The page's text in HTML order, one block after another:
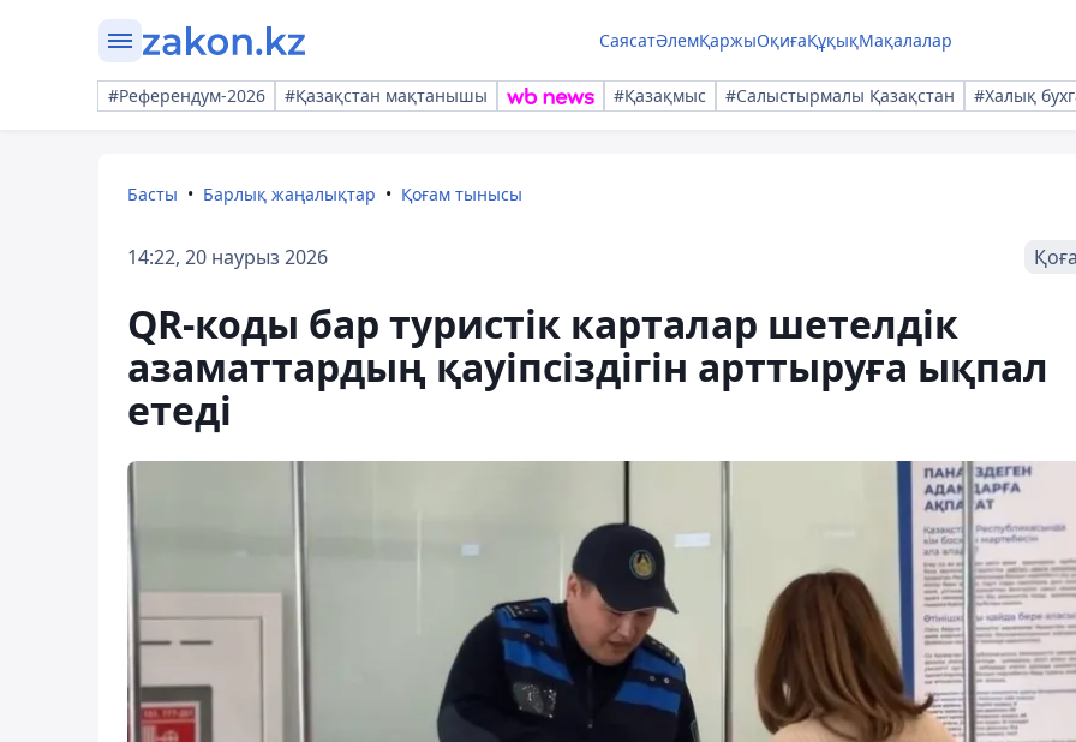
СаясатӘлемҚаржыОқиғаҚұқықМақалалар
#Референдум-2026 #Қазақстан мақтанышы #Қазақмыс #Салыстырмалы Қазақстан #Халық
Басты Барлық жаңалықтар Қоғам тынысы
14:22, 20 наурыз 2026
QR-коды бар туристік карталар шетелдік
азаматтардың қауіпсіздігін арттыруға ықпал
етеді